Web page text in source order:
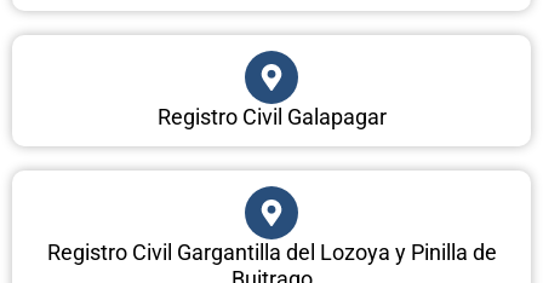
Registro Civil Galapagar
Registro Civil Gargantilla del Lozoya y Pinilla de